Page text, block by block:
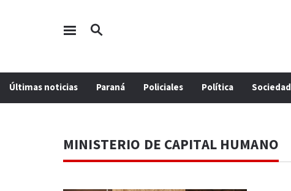
Últimas noticias Paraná Policiales Política Sociedad
MINISTERIO DE CAPITAL HUMANO